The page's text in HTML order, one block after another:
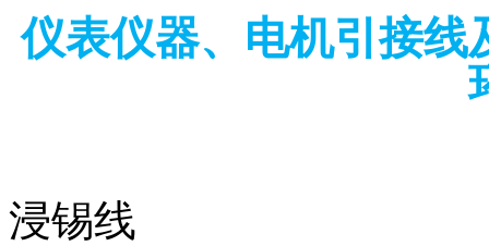
仪表仪器、电机引接线
浸锡线